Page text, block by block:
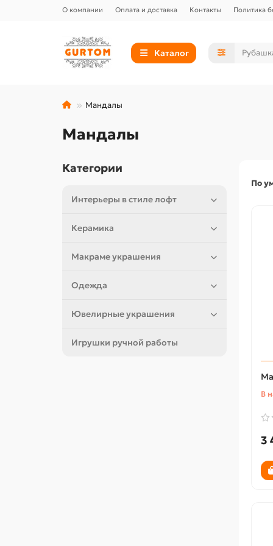
О компании Оплата и доставка Контакты Политика
Каталог
Мандалы
Мандалы
Категории
Интерьеры в стиле лофт
Керамика
Макраме украшения
Одежда
Ювелирные украшения
Игрушки ручной работы
По
В
3